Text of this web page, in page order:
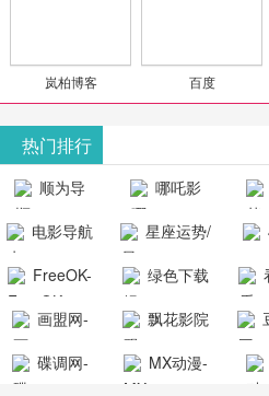
岚柏博客 百度
山东欣烨化工有限公
热门排行
顺为导
航-办公运营
哪吒影
院-哪吒影院
提供最新、
最全的高清
电影、电视
剧、动漫和
综艺节目免
电影导航
- 免费看电影
就来这！ | 快
导航网-免费
看电影就来
星座运势/
最星座/美国
神婆星座网
聚
看
最
站-
FreeOK-
FreeOK影视
官网-最新影
视资源|追剧
绿色下载
吧
- 高
源
画盟网-
画师联盟官
飘花影院
网
天
网
碟调网-
MX动漫-